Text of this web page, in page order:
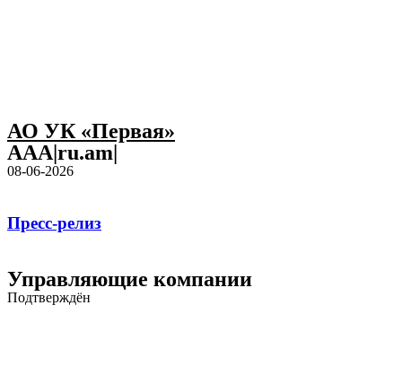
АО УК «Первая»
AAA|ru.am|
08-06-2026
Пресс-релиз
Управляющие компании
Подтверждён